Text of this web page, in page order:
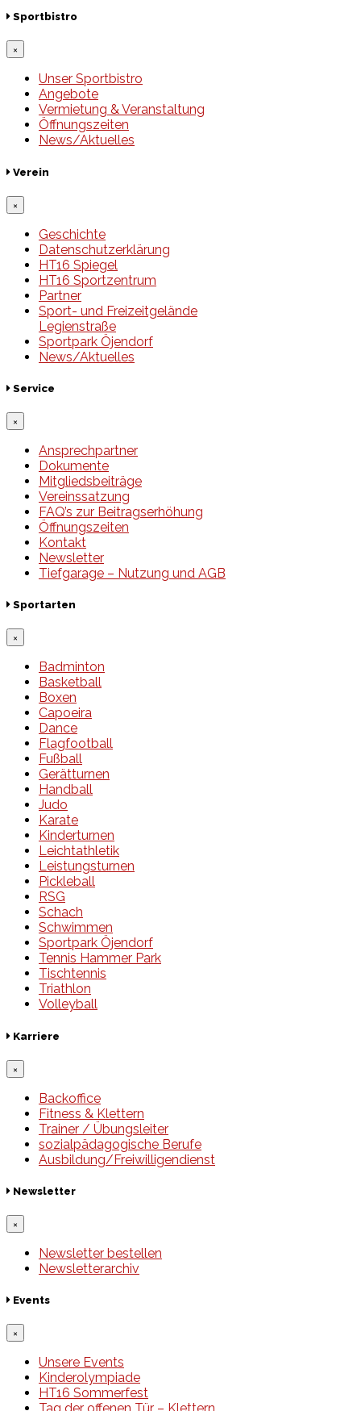
Sportbistro
×
Unser Sportbistro
Angebote
Vermietung & Veranstaltung
Öffnungszeiten
News/Aktuelles
Verein
×
Geschichte
Datenschutzerklärung
HT16 Spiegel
HT16 Sportzentrum
Partner
Sport- und Freizeitgelände
Legienstraße
Sportpark Öjendorf
News/Aktuelles
Service
×
Ansprechpartner
Dokumente
Mitgliedsbeiträge
Vereinssatzung
FAQ’s zur Beitragserhöhung
Öffnungszeiten
Kontakt
Newsletter
Tiefgarage – Nutzung und AGB
Sportarten
×
Badminton
Basketball
Boxen
Capoeira
Dance
Flagfootball
Fußball
Gerätturnen
Handball
Judo
Karate
Kinderturnen
Leichtathletik
Leistungsturnen
Pickleball
RSG
Schach
Schwimmen
Sportpark Öjendorf
Tennis Hammer Park
Tischtennis
Triathlon
Volleyball
Karriere
×
Backoffice
Fitness & Klettern
Trainer / Übungsleiter
sozialpädagogische Berufe
Ausbildung/Freiwilligendienst
Newsletter
×
Newsletter bestellen
Newsletterarchiv
Events
×
Unsere Events
Kinderolympiade
HT16 Sommerfest